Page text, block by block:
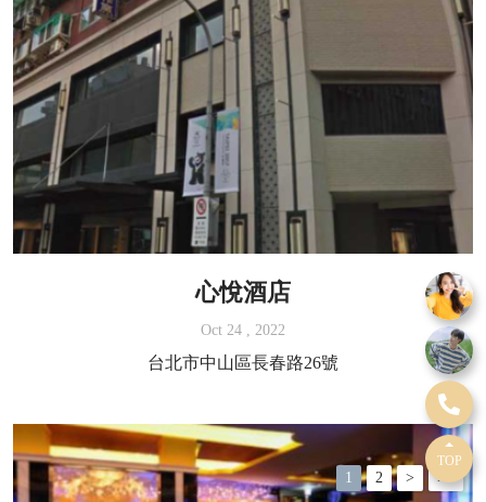
心悅酒店
Oct 24 , 2022
台北市中山區長春路26號
1 2 > >>
TOP